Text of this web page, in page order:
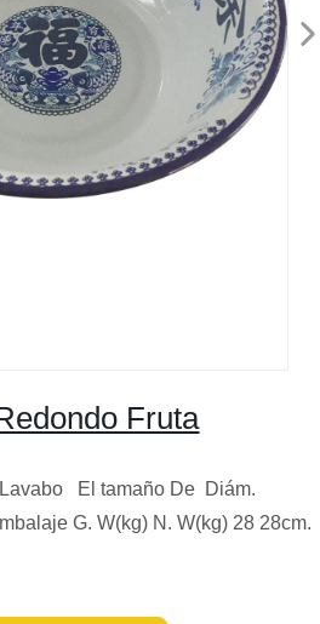
Fruta
El tamaño De Diám.
G. W(kg) N. W(kg) 28 28cm.